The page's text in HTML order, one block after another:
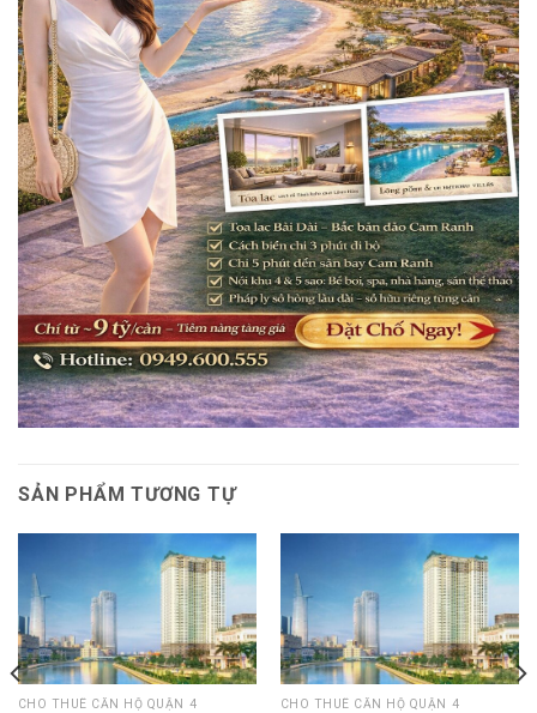
SẢN PHẨM TƯƠNG TỰ
CHO THUÊ CĂN HỘ QUẬN 4 CHO THUÊ CĂN HỘ QUẬN 4